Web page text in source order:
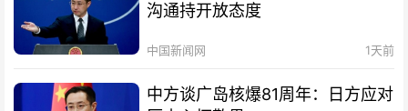
沟通持开放态度
中国新闻网 1天前
中方谈广岛核爆81周年：日方应对